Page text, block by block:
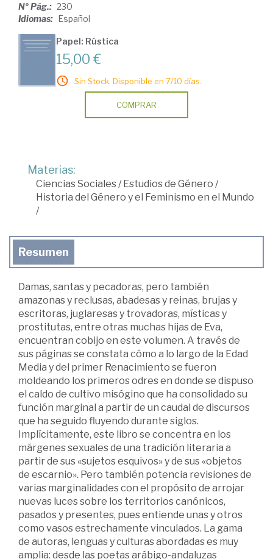
Nº Pág.: 230
Idiomas: Español
Papel: Rústica
15,00 €
Sin Stock. Disponible en 7/10 días.
COMPRAR
Materias:
Ciencias Sociales/Estudios de Género /
Historia del Género y el Feminismo en el Mundo
/
Resumen
Damas, santas y pecadoras, pero también
amazonas y reclusas, abadesas y reinas, brujas y
escritoras, juglaresas y trovadoras, místicas y
prostitutas, entre otras muchas hijas de Eva,
encuentran cobijo en este volumen. A través de
sus páginas se constata cómo a lo largo de la Edad
Media y del primer Renacimiento se fueron
moldeando los primeros odres en donde se dispuso
el caldo de cultivo misógino que ha consolidado su
función marginal a partir de un caudal de discursos
que ha seguido fluyendo durante siglos.
Implícitamente, este libro se concentra en los
márgenes sexuales de una tradición literaria a
partir de sus «sujetos esquivos» y de sus «objetos
de escarnio». Pero también potencia revisiones de
varias marginalidades con el propósito de arrojar
nuevas luces sobre los territorios canónicos,
pasados y presentes, pues entiende unas y otros
como vasos estrechamente vinculados. La gama
de autoras, lenguas y culturas abordadas es muy
amplia: desde las poetas arábigo-andaluzas